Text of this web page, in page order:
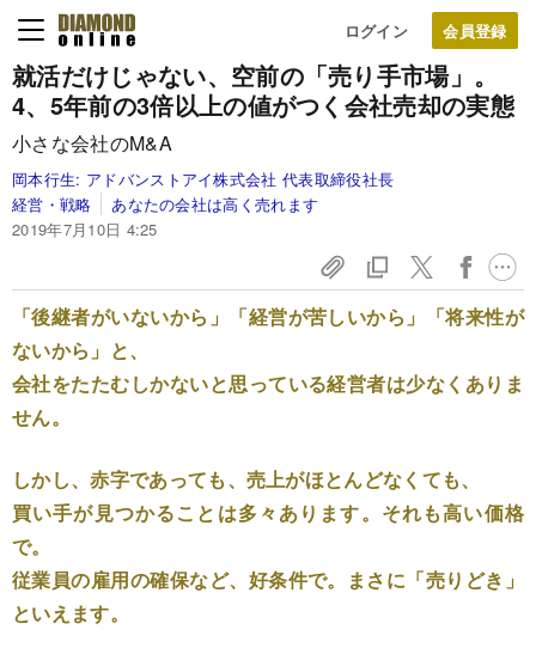
ログイン
就活だけじゃない、空前の「売り手市場」。
4、5年前の3倍以上の値がつく会社売却の実態
小さな会社のM&A
岡本行生: アドバンストアイ株式会社 代表取締役社長
経営・戦略
あなたの会社は高く売れます
2019年7月10日 4:25
「後継者がいないから」「経営が苦しいから」「将来性が
ないから」と、
会社をたたむしかないと思っている経営者は少なくありま
せん。
しかし、赤字であっても、売上がほとんどなくても、
買い手が見つかることは多々あります。それも高い価格
で。
従業員の雇用の確保など、好条件で。まさに「売りどき」
といえます。